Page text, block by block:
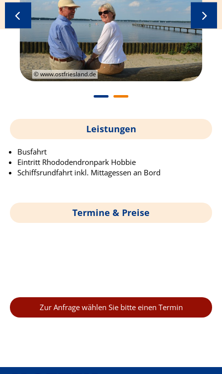
© www.ostfriesland.de
Leistungen
Busfahrt
Eintritt Rhododendronpark Hobbie
Schiffsrundfahrt inkl. Mittagessen an Bord
Termine & Preise
Zur Anfrage wählen Sie bitte einen Termin